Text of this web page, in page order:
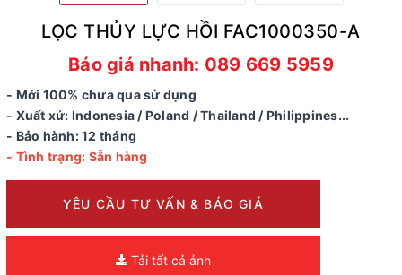
LỌC THỦY LỰC HỒI FAC1000350-A
Báo giá nhanh: 089 669 5959
- Mới 100% chưa qua sử dụng
- Xuất xứ: Indonesia / Poland / Thailand / Philippines...
- Bảo hành: 12 tháng
- Tình trạng: Sẵn hàng
YÊU CẦU TƯ VẤN & BÁO GIÁ
Tải tất cả ảnh